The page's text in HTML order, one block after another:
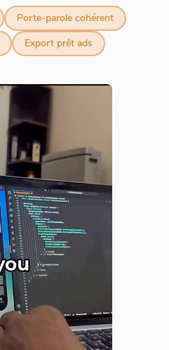
Porte-parole cohérent
Export prêt ads